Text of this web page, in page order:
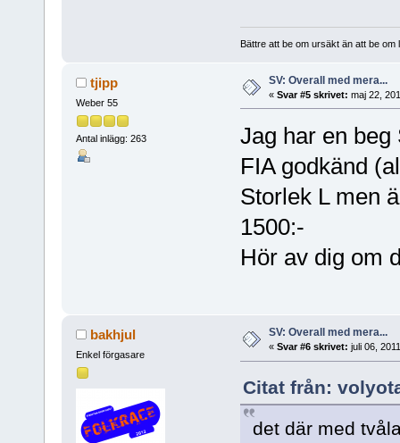
Bättre att be om ursäkt än att be om
tjipp
Weber 55
Antal inlägg: 263
SV: Overall med mera...
« Svar #5 skrivet: maj 22,
Jag har en beg
FIA godkänd
Storlek L men
1500:-
Hör av dig om
bakhjul
Enkel förgasare
SV: Overall med mera...
« Svar #6 skrivet: juli 06,
Citat från:
det där med